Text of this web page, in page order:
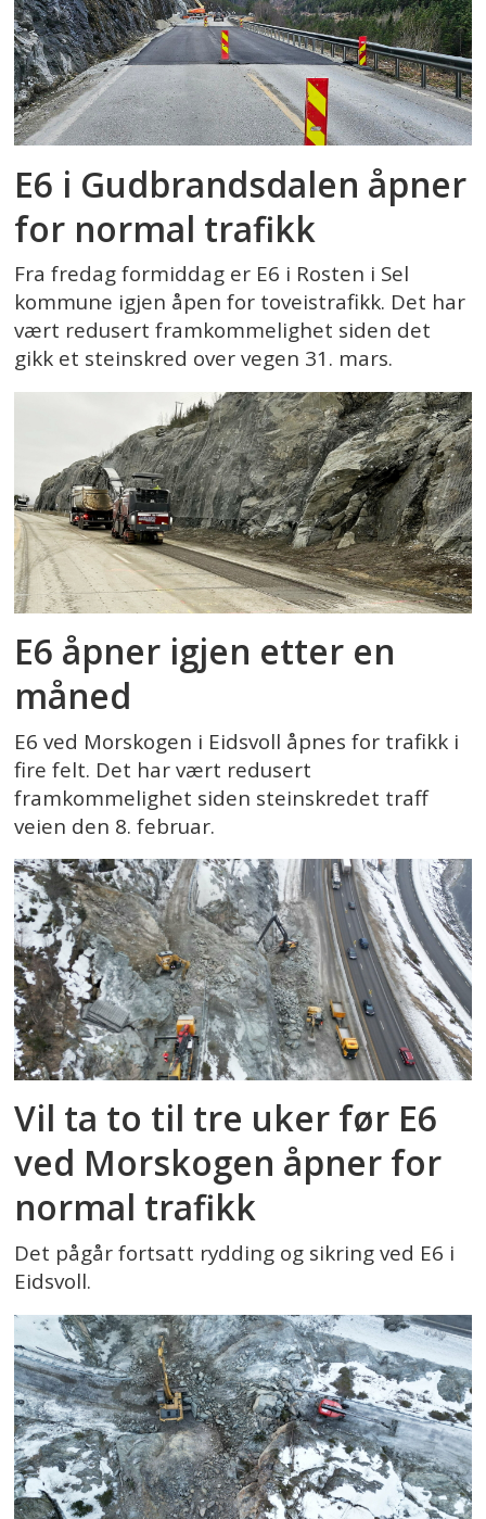
E6 i Gudbrandsdalen åpner
for normal trafikk
Fra fredag formiddag er E6 i Rosten i Sel
kommune igjen åpen for toveistrafikk. Det har
vært redusert framkommelighet siden det
gikk et steinskred over vegen 31. mars.
E6 åpner igjen etter en
måned
E6 ved Morskogen i Eidsvoll åpnes for trafikk i
fire felt. Det har vært redusert
framkommelighet siden steinskredet traff
veien den 8. februar.
Vil ta to til tre uker før E6
ved Morskogen åpner for
normal trafikk
Det pågår fortsatt rydding og sikring ved E6 i
Eidsvoll.